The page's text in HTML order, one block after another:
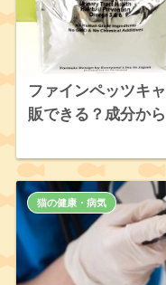
ファインペッツキ
販できる？成分か
猫の健康・病気